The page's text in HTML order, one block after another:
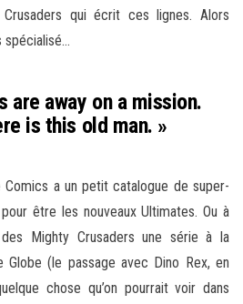
qui écrit ces lignes. Alors
spécialisé…
are away on a mission.
is this old man. »
Comics a un petit catalogue de super-
être les nouveaux Ultimates. Ou à
Mighty Crusaders une série à la
Globe (le passage avec Dino Rex, en
chose qu’on pourrait voir dans